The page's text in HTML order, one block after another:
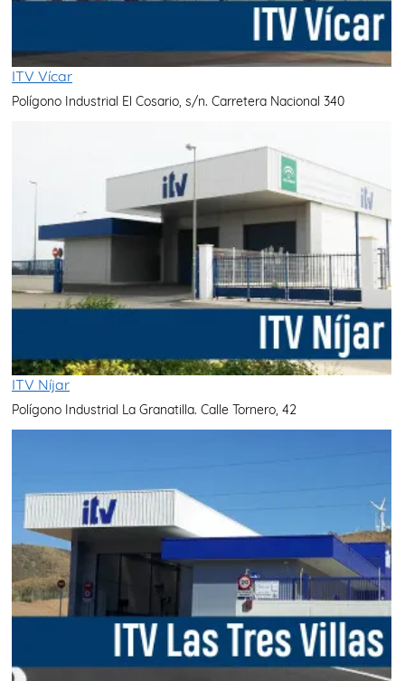
ITV Vícar
Polígono Industrial El Cosario, s/n. Carretera Nacional 340
ITV Níjar
Polígono Industrial La Granatilla. Calle Tornero, 42